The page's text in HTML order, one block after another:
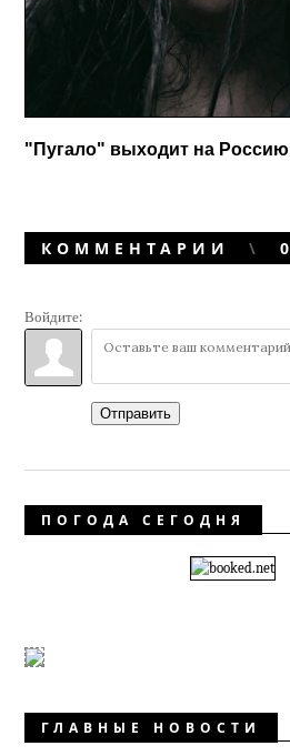
"Пугало" выходит на Россию
КОММЕНТАРИИ 0
Войдите:
Отправить
ПОГОДА СЕГОДНЯ
ГЛАВНЫЕ НОВОСТИ